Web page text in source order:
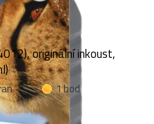
originální inkoust,
1 bod